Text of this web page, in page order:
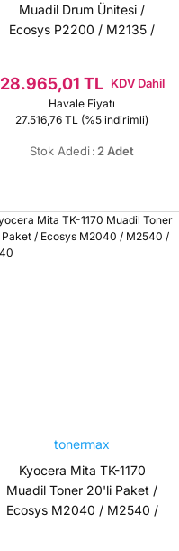
Muadil Drum Ünitesi /
Ecosys P2200 / M2135 /
28.965,01 TL KDV Dahil
Havale Fiyatı
27.516,76 TL (%5 indirimli)
Stok Adedi : 2 Adet
tonermax
Kyocera Mita TK-1170
Muadil Toner 20'li Paket /
Ecosys M2040 / M2540 /